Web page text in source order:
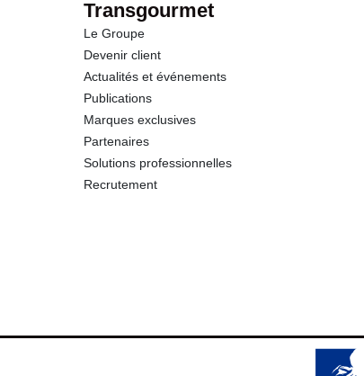
Transgourmet
Le Groupe
Devenir client
Actualités et événements
Publications
Marques exclusives
Partenaires
Solutions professionnelles
Recrutement